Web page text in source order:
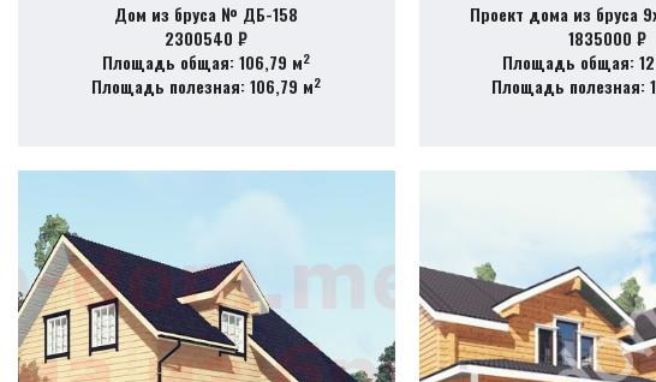
Дом из бруса № ДБ-158
2300540 ₽
Площадь общая: 106,79 м2
Площадь полезная: 106,79 м2
Проект дома из бруса
1835000 ₽
Площадь общая:
Площадь полезная: